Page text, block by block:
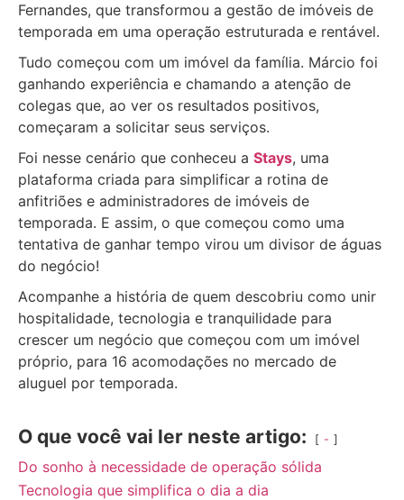
Fernandes, que transformou a gestão de imóveis de
temporada em uma operação estruturada e rentável.
Tudo começou com um imóvel da família. Márcio foi
ganhando experiência e chamando a atenção de
colegas que, ao ver os resultados positivos,
começaram a solicitar seus serviços.
Foi nesse cenário que conheceu a Stays, uma
plataforma criada para simplificar a rotina de
anfitriões e administradores de imóveis de
temporada. E assim, o que começou como uma
tentativa de ganhar tempo virou um divisor de águas
do negócio!
Acompanhe a história de quem descobriu como unir
hospitalidade, tecnologia e tranquilidade para
crescer um negócio que começou com um imóvel
próprio, para 16 acomodações no mercado de
aluguel por temporada.
O que você vai ler neste artigo: -
Do sonho à necessidade de operação sólida
Tecnologia que simplifica o dia a dia